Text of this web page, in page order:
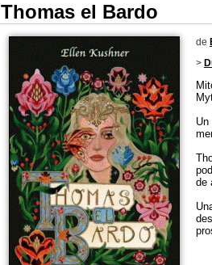
Thomas el Bardo
de
>
de